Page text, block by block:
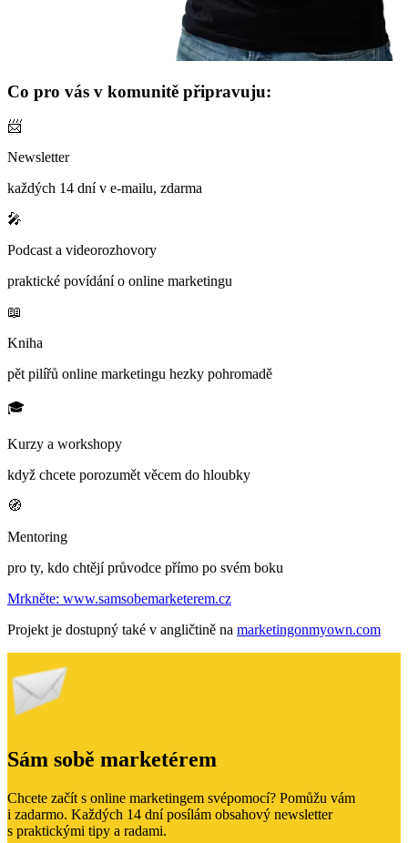
Co pro vás v komunitě připravuju:
📨
Newsletter
každých 14 dní v e-mailu, zdarma
🎤
Podcast a videorozhovory
praktické povídání o online marketingu
📖
Kniha
pět pilířů online marketingu hezky pohromadě
🎓
Kurzy a workshopy
když chcete porozumět věcem do hloubky
🧭
Mentoring
pro ty, kdo chtějí průvodce přímo po svém boku
Mrkněte: www.samsobemarketerem.cz
Projekt je dostupný také v angličtině na marketingonmyown.com
Sám sobě marketérem
Chcete začít s online marketingem svépomocí? Pomůžu vám
i zadarmo. Každých 14 dní posílám obsahový newsletter
s praktickými tipy a radami.